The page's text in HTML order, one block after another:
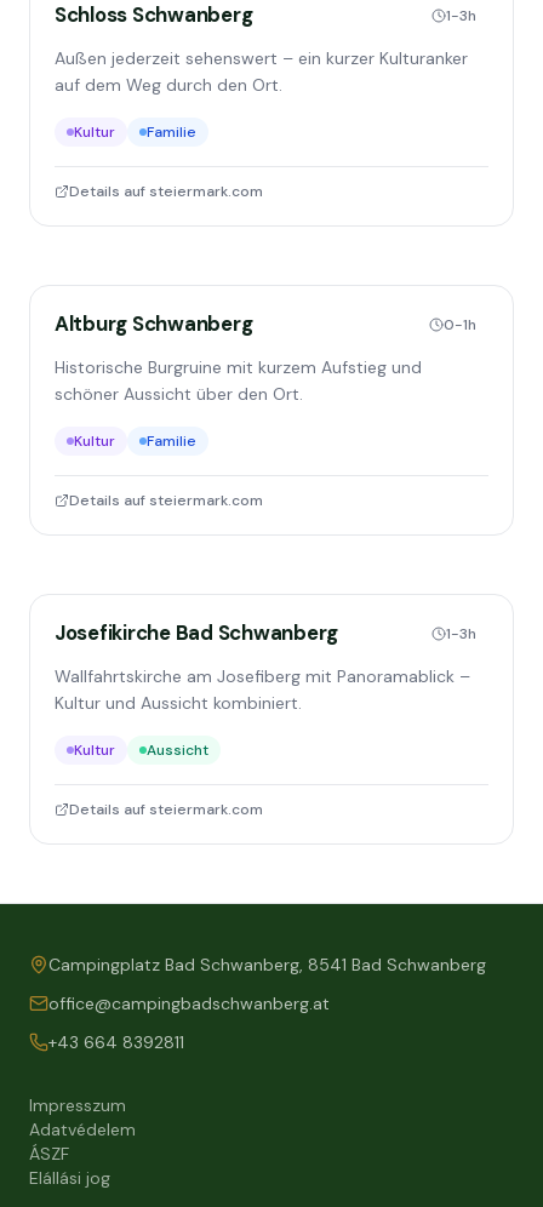
Schloss Schwanberg 1-3h
Außen jederzeit sehenswert – ein kurzer Kulturanker
auf dem Weg durch den Ort.
Kultur Familie
Details auf steiermark.com
Altburg Schwanberg 0-1h
Historische Burgruine mit kurzem Aufstieg und
schöner Aussicht über den Ort.
Kultur Familie
Details auf steiermark.com
Josefikirche Bad Schwanberg 1-3h
Wallfahrtskirche am Josefiberg mit Panoramablick –
Kultur und Aussicht kombiniert.
Kultur Aussicht
Details auf steiermark.com
Campingplatz Bad Schwanberg, 8541 Bad Schwanberg
office@campingbadschwanberg.at
+43 664 8392811
Impresszum
Adatvédelem
ÁSZF
Elállási jog